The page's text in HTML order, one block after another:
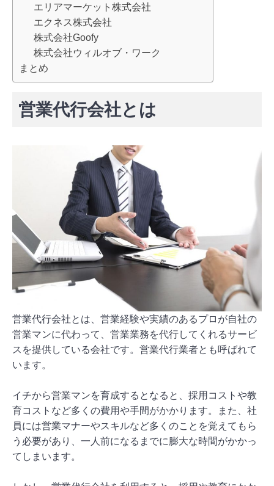
エリアマーケット株式会社
エクネス株式会社
株式会社Goofy
株式会社ウィルオブ・ワーク
まとめ
営業代行会社とは
営業代行会社とは、営業経験や実績のあるプロが自社の
営業マンに代わって、営業業務を代行してくれるサービ
スを提供している会社です。営業代行業者とも呼ばれて
います。
イチから営業マンを育成するとなると、採用コストや教
育コストなど多くの費用や手間がかかります。また、社
員には営業マナーやスキルなど多くのことを覚えてもら
う必要があり、一人前になるまでに膨大な時間がかかっ
てしまいます。